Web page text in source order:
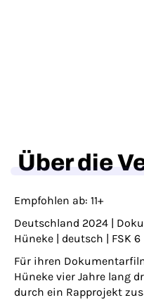
Über die
Empfohlen ab: 11+
Deutschland 2024 |
Hüneke | deutsch | FSK 6
Für ihren
Hüneke vier Jahre lang
durch ein Rapprojekt